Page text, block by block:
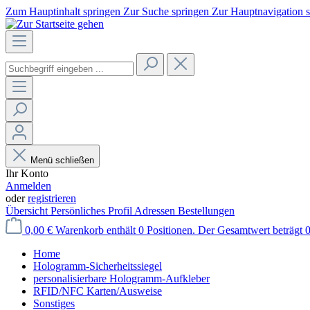
Zum Hauptinhalt springen Zur Suche springen Zur Hauptnavigation
Menü schließen
Ihr Konto
Anmelden
oderregistrieren
Übersicht Persönliches Profil Adressen Bestellungen
0,00 € Warenkorb enthält 0 Positionen. Der Gesamtwert beträgt
Home
Hologramm-Sicherheitssiegel
personalisierbare Hologramm-Aufkleber
RFID/NFC Karten/Ausweise
Sonstiges